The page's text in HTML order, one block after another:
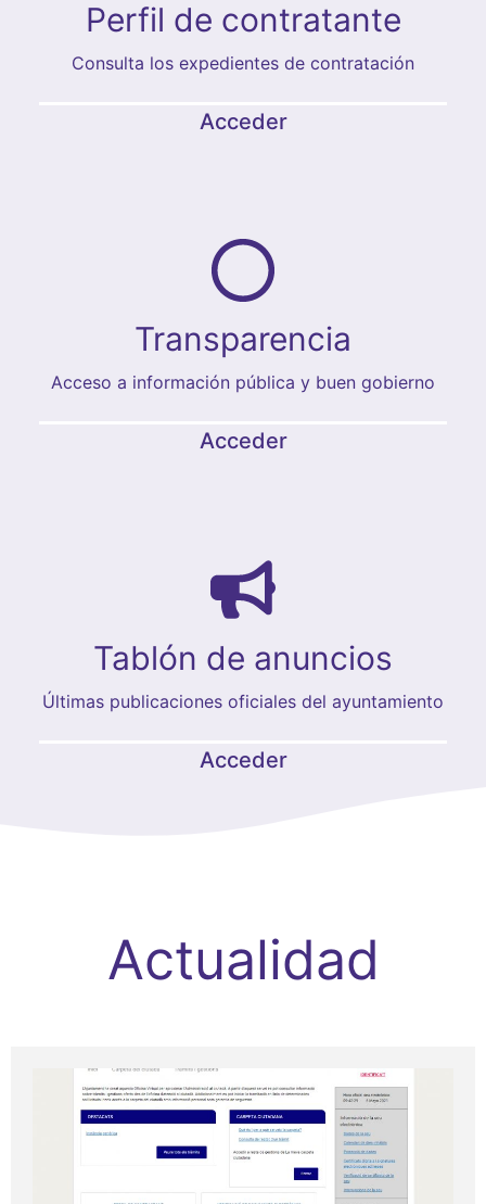
Perfil de contratante
Consulta los expedientes de contratación
Acceder
Transparencia
Acceso a información pública y buen gobierno
Acceder
Tablón de anuncios
Últimas publicaciones oficiales del ayuntamiento
Acceder
Actualidad